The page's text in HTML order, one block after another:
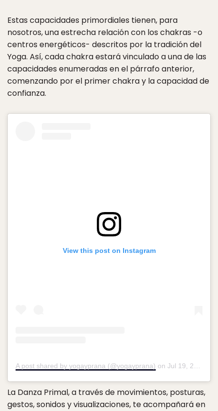
Estas capacidades primordiales tienen, para
nosotros, una estrecha relación con los chakras -o
centros energéticos- descritos por la tradición del
Yoga. Así, cada chakra estará vinculado a una de las
capacidades enumeradas en el párrafo anterior,
comenzando por el primer chakra y la capacidad de
confianza.
View this post on Instagram
A post shared by yogayprana (@yogayprana) on Jul 19, 2018 at 7:50am PDT
La Danza Primal, a través de movimientos, posturas,
gestos, sonidos y visualizaciones, te acompañará en